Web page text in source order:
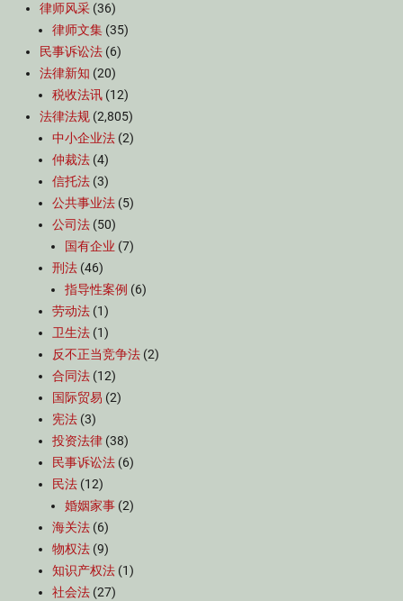
律师风采 (36)
律师文集 (35)
民事诉讼法 (6)
法律新知 (20)
税收法讯 (12)
法律法规 (2,805)
中小企业法 (2)
仲裁法 (4)
信托法 (3)
公共事业法 (5)
公司法 (50)
国有企业 (7)
刑法 (46)
指导性案例 (6)
劳动法 (1)
卫生法 (1)
反不正当竞争法 (2)
合同法 (12)
国际贸易 (2)
宪法 (3)
投资法律 (38)
民事诉讼法 (6)
民法 (12)
婚姻家事 (2)
海关法 (6)
物权法 (9)
知识产权法 (1)
社会法 (27)